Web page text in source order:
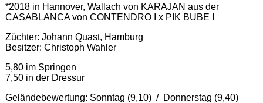
*2018 in Hannover, Wallach von KARAJAN aus der
CASABLANCA von CONTENDRO I x PIK BUBE I
Züchter: Johann Quast, Hamburg
Besitzer: Christoph Wahler
5,80 im Springen
7,50 in der Dressur
Geländebewertung: Sonntag (9,10) / Donnerstag (9,40)